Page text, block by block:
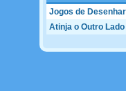
Jogos de Desenhar
Atinja o Outro Lado